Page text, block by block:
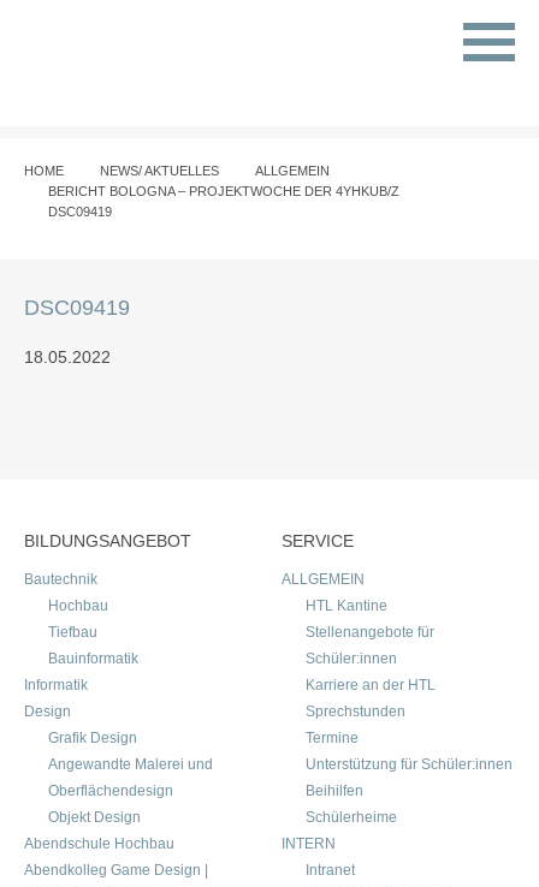
HOME NEWS/ AKTUELLES
ALLGEMEIN
BERICHT BOLOGNA – PROJEKTWOCHE DER 4YHKUB/Z
DSC09419
DSC09419
18.05.2022
BILDUNGSANGEBOT
Bautechnik
Hochbau
Tiefbau
Bauinformatik
Informatik
Design
Grafik Design
Angewandte Malerei und
Oberflächendesign
Objekt Design
Abendschule Hochbau
Abendkolleg Game Design |
SERVICE
ALLGEMEIN
HTL Kantine
Stellenangebote für
Schüler:innen
Karriere an der HTL
Sprechstunden
Termine
Unterstützung für Schüler:innen
Beihilfen
Schülerheime
INTERN
Intranet